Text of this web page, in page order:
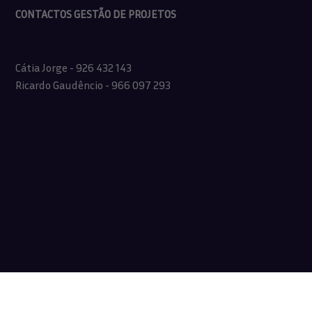
CONTACTOS GESTÃO DE PROJETOS
Cátia Jorge - 926 432 143
Ricardo Gaudêncio - 966 097 293